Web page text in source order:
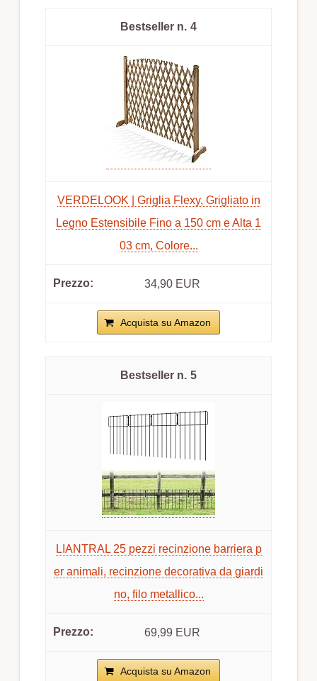
4
VERDELOOK | Griglia Flexy, Grigliato in
Legno Estensibile Fino a 150 cm e Alta 1
03 cm, Colore...
34,90 EUR
Acquista su Amazon
5
LIANTRAL 25 pezzi recinzione barriera p
er animali, recinzione decorativa da giardi
no, filo metallico...
69,99 EUR
Acquista su Amazon